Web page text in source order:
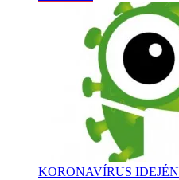
KORONAVÍRUS IDEJÉN